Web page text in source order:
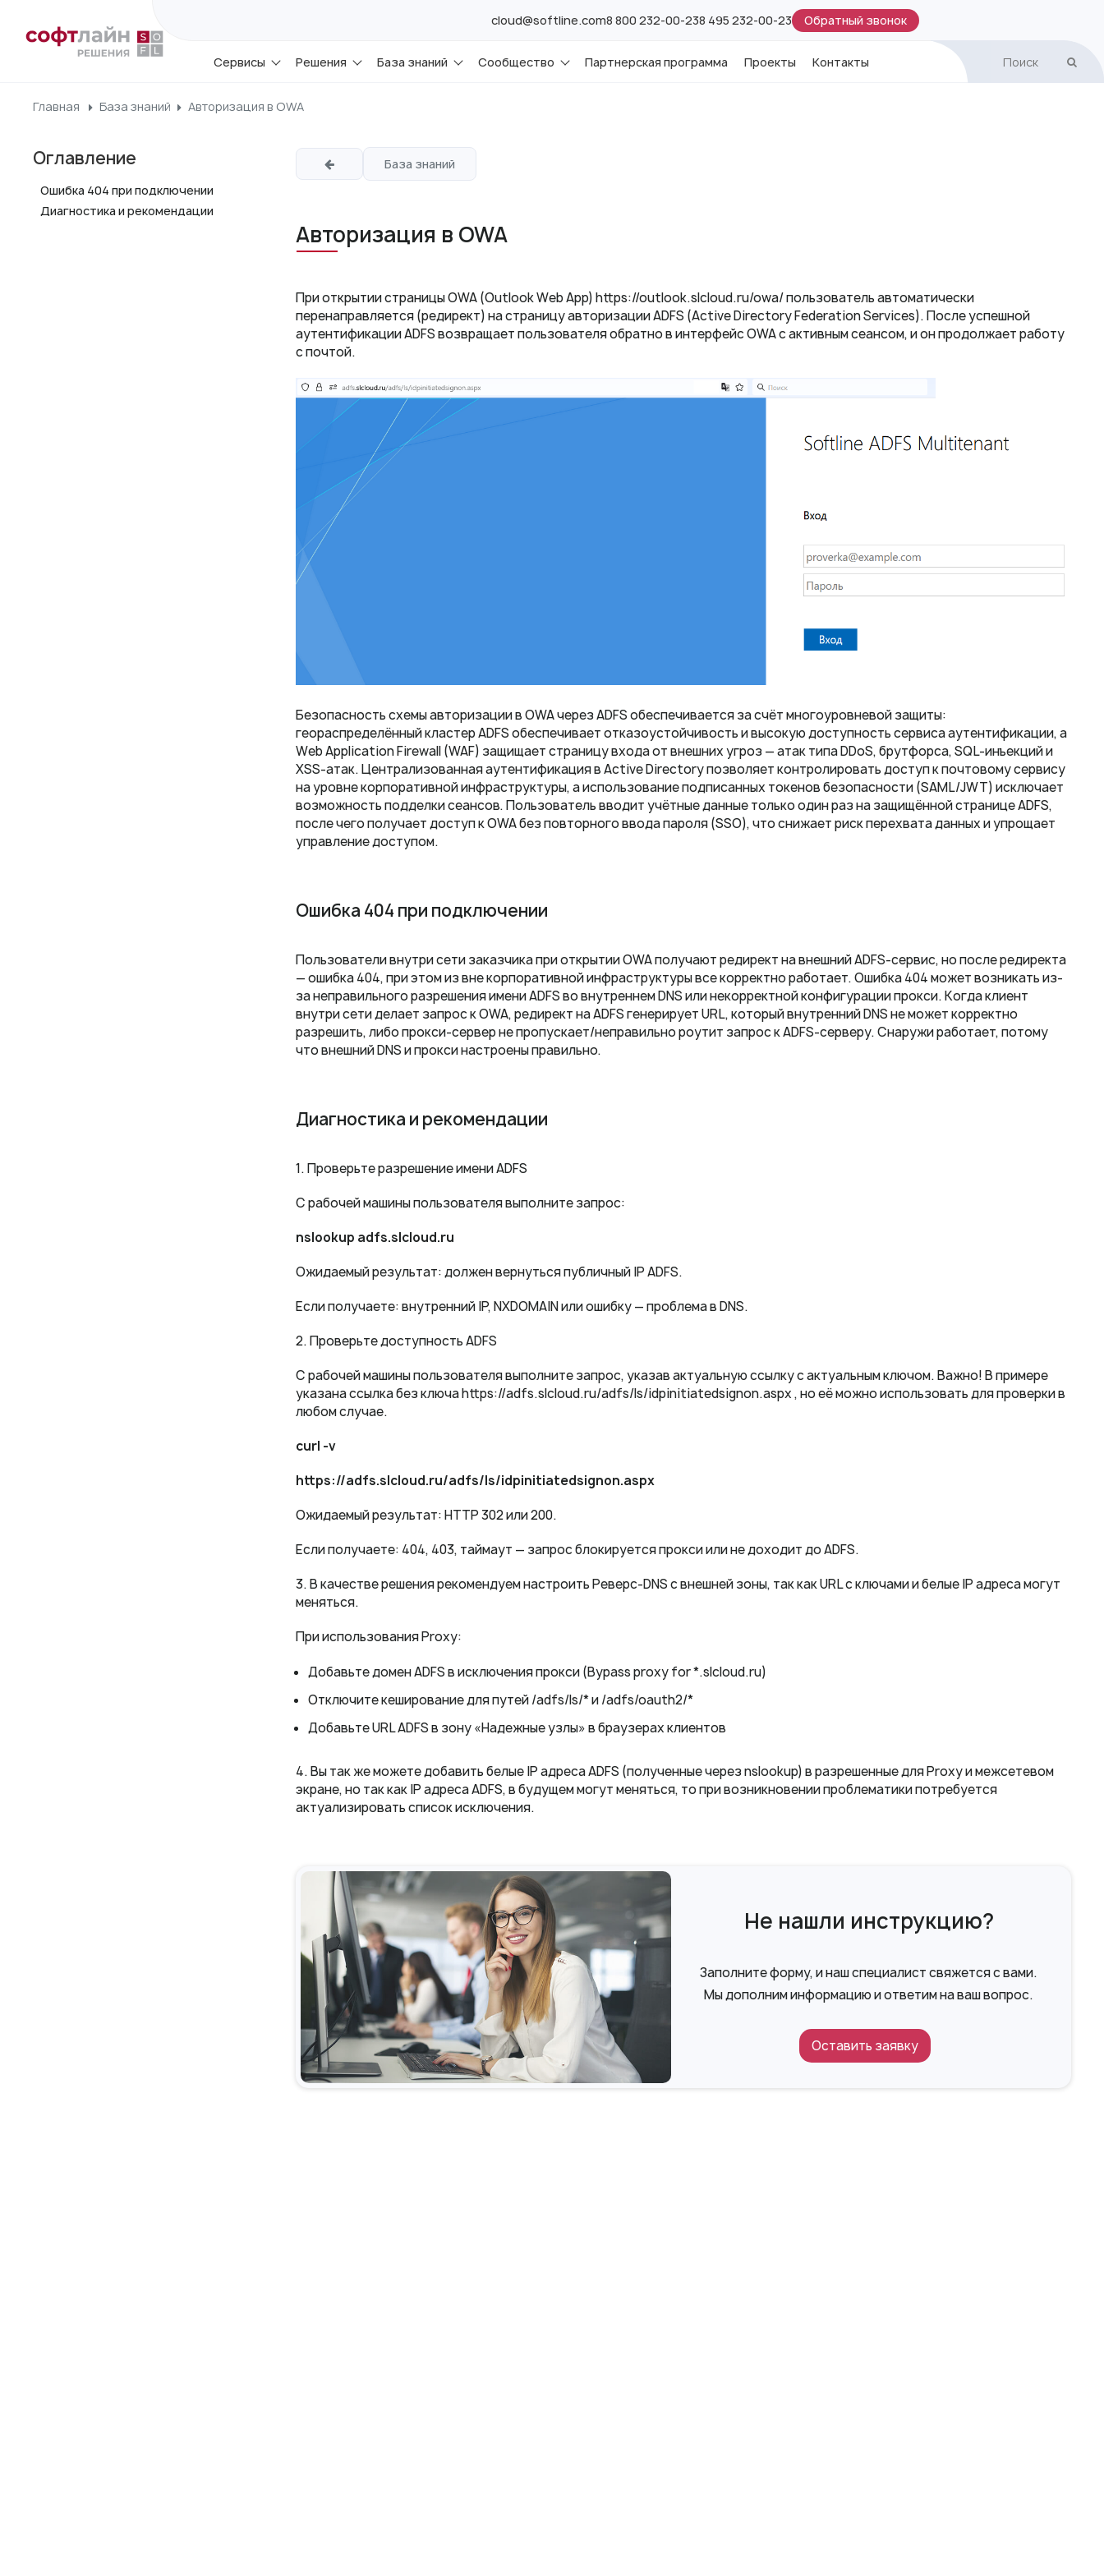
cloud@softline.com8 800 232-00-238 495 232-00-23 Обратный звонок
Сервисы Решения База знаний Сообщество Партнерская программа Проекты Контакты
Главная База знаний Авторизация в OWA
Оглавление
Ошибка 404 при подключении
Диагностика и рекомендации
База знаний
Авторизация в OWA
При открытии страницы OWA (Outlook Web App) https://outlook.slcloud.ru/owa/ пользователь автоматически
перенаправляется (редирект) на страницу авторизации ADFS (Active Directory Federation Services). После успешной
аутентификации ADFS возвращает пользователя обратно в интерфейс OWA с активным сеансом, и он продолжает работу
с почтой.
Безопасность схемы авторизации в OWA через ADFS обеспечивается за счёт многоуровневой защиты:
геораспределённый кластер ADFS обеспечивает отказоустойчивость и высокую доступность сервиса аутентификации, а
Web Application Firewall (WAF) защищает страницу входа от внешних угроз — атак типа DDoS, брутфорса, SQL-инъекций и
XSS-атак. Централизованная аутентификация в Active Directory позволяет контролировать доступ к почтовому сервису
на уровне корпоративной инфраструктуры, а использование подписанных токенов безопасности (SAML/JWT) исключает
возможность подделки сеансов. Пользователь вводит учётные данные только один раз на защищённой странице ADFS,
после чего получает доступ к OWA без повторного ввода пароля (SSO), что снижает риск перехвата данных и упрощает
управление доступом.
Ошибка 404 при подключении
Пользователи внутри сети заказчика при открытии OWA получают редирект на внешний ADFS-сервис, но после редиректа
— ошибка 404, при этом из вне корпоративной инфраструктуры все корректно работает. Ошибка 404 может возникать из-
за неправильного разрешения имени ADFS во внутреннем DNS или некорректной конфигурации прокси. Когда клиент
внутри сети делает запрос к OWA, редирект на ADFS генерирует URL, который внутренний DNS не может корректно
разрешить, либо прокси-сервер не пропускает/неправильно роутит запрос к ADFS-серверу. Снаружи работает, потому
что внешний DNS и прокси настроены правильно.
Диагностика и рекомендации
1. Проверьте разрешение имени ADFS
С рабочей машины пользователя выполните запрос:
nslookup adfs.slcloud.ru
Ожидаемый результат: должен вернуться публичный IP ADFS.
Если получаете: внутренний IP, NXDOMAIN или ошибку — проблема в DNS.
2. Проверьте доступность ADFS
С рабочей машины пользователя выполните запрос, указав актуальную ссылку с актуальным ключом. Важно! В примере
указана ссылка без ключа https://adfs.slcloud.ru/adfs/ls/idpinitiatedsignon.aspx , но её можно использовать для проверки в
любом случае.
curl -v
https://adfs.slcloud.ru/adfs/ls/idpinitiatedsignon.aspx
Ожидаемый результат: HTTP 302 или 200.
Если получаете: 404, 403, таймаут — запрос блокируется прокси или не доходит до ADFS.
3. В качестве решения рекомендуем настроить Реверс-DNS c внешней зоны, так как URL с ключами и белые IP адреса могут
меняться.
При использования Proxy:
Добавьте домен ADFS в исключения прокси (Bypass proxy for *.slcloud.ru)
Отключите кеширование для путей /adfs/ls/* и /adfs/oauth2/*
Добавьте URL ADFS в зону «Надежные узлы» в браузерах клиентов
4. Вы так же можете добавить белые IP адреса ADFS (полученные через nslookup) в разрешенные для Proxy и межсетевом
экране, но так как IP адреса ADFS, в будущем могут меняться, то при возникновении проблематики потребуется
актуализировать список исключения.
Не нашли инструкцию?
Заполните форму, и наш специалист свяжется с вами.
Мы дополним информацию и ответим на ваш вопрос.
Оставить заявку